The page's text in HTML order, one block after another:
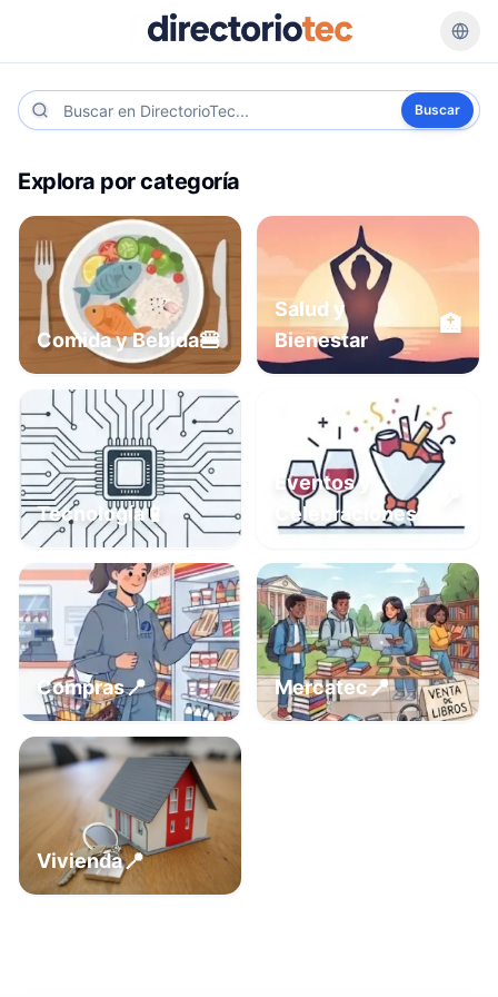
Buscar
Explora por categoría
Comida y Bebida🍔
Salud y
Bienestar
🏥
Tecnología📱
Eventos y
Celebraciones
Compras📍 Mercatec📍
Vivienda📍